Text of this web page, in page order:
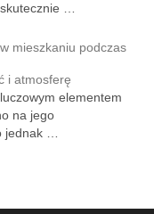
…
mieszkaniu podczas
i atmosferę
elementem
na jego
jednak …